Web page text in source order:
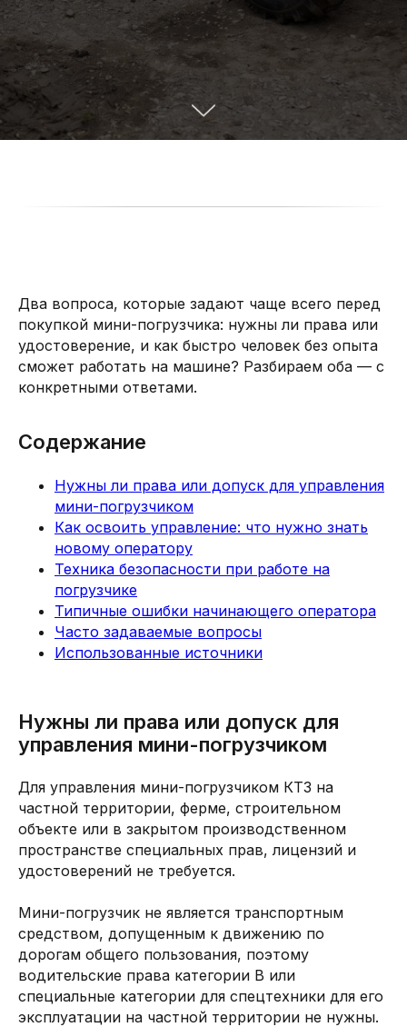
Два вопроса, которые задают чаще всего перед
покупкой мини-погрузчика: нужны ли права или
удостоверение, и как быстро человек без опыта
сможет работать на машине? Разбираем оба — с
конкретными ответами.
Содержание
Нужны ли права или допуск для управления
мини-погрузчиком
Как освоить управление: что нужно знать
новому оператору
Техника безопасности при работе на
погрузчике
Типичные ошибки начинающего оператора
Часто задаваемые вопросы
Использованные источники
Нужны ли права или допуск для
управления мини-погрузчиком
Для управления мини-погрузчиком КТЗ на
частной территории, ферме, строительном
объекте или в закрытом производственном
пространстве специальных прав, лицензий и
удостоверений не требуется.
Мини-погрузчик не является транспортным
средством, допущенным к движению по
дорогам общего пользования, поэтому
водительские права категории B или
специальные категории для спецтехники для его
эксплуатации на частной территории не нужны.